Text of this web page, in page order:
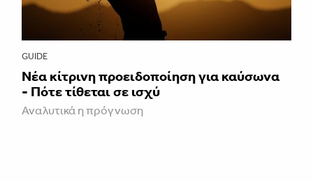
GUIDE
Νέα κίτρινη προειδοποίηση για καύσωνα
- Πότε τίθεται σε ισχύ
Αναλυτικά η πρόγνωση